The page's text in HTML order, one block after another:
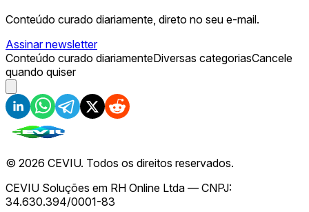
Conteúdo curado diariamente, direto no seu e-mail.
Assinar newsletter
Conteúdo curado diariamenteDiversas categoriasCancele
quando quiser
© 2026 CEVIU. Todos os direitos reservados.
CEVIU Soluções em RH Online Ltda — CNPJ:
34.630.394/0001-83